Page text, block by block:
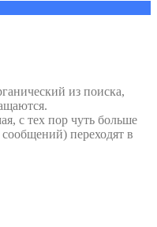
из поиска,
с тех пор чуть больше
переходят в